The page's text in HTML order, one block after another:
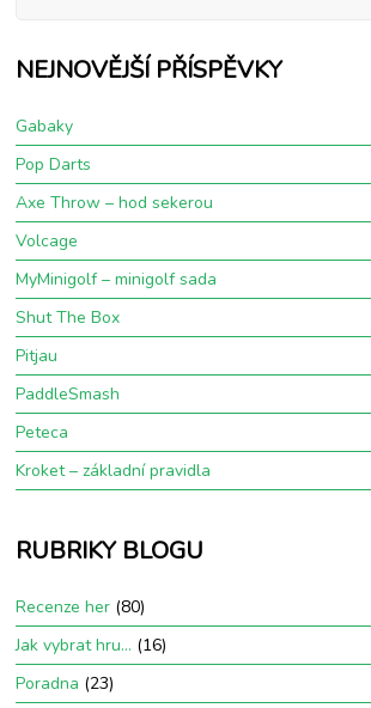
NEJNOVĚJŠÍ PŘÍSPĚVKY
Gabaky
Pop Darts
Axe Throw – hod sekerou
Volcage
MyMinigolf – minigolf sada
Shut The Box
Pitjau
PaddleSmash
Peteca
Kroket – základní pravidla
RUBRIKY BLOGU
Recenze her (80)
Jak vybrat hru… (16)
Poradna (23)